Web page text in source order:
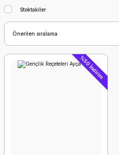
Stoktakiler
%50 İndirim